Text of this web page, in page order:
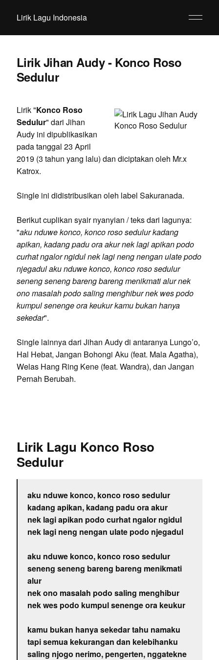
Lirik Lagu Indonesia
Lirik Jihan Audy - Konco Roso
Sedulur
Lirik "Konco Roso
Sedulur" dari Jihan
Audy ini dipublikasikan
pada tanggal 23 April
2019 (3 tahun yang lalu) dan diciptakan oleh Mr.x
Katrox.
Single ini didistribusikan oleh label Sakuranada.
Berikut cuplikan syair nyanyian / teks dari lagunya:
"aku nduwe konco, konco roso sedulur kadang
apikan, kadang padu ora akur nek lagi apikan podo
curhat ngalor ngidul nek lagi neng nengan ulate podo
njegadul aku nduwe konco, konco roso sedulur
seneng seneng bareng bareng menikmati alur nek
ono masalah podo saling menghibur nek wes podo
kumpul senenge ora keukur kamu bukan hanya
sekedar".
Single lainnya dari Jihan Audy di antaranya Lungo’o,
Hal Hebat, Jangan Bohongi Aku (feat. Mala Agatha),
Welas Hang Ring Kene (feat. Wandra), dan Jangan
Pernah Berubah.
Lirik Lagu Konco Roso
Sedulur
aku nduwe konco, konco roso sedulur
kadang apikan, kadang padu ora akur
nek lagi apikan podo curhat ngalor ngidul
nek lagi neng nengan ulate podo njegadul
aku nduwe konco, konco roso sedulur
seneng seneng bareng bareng menikmati
alur
nek ono masalah podo saling menghibur
nek wes podo kumpul senenge ora keukur
kamu bukan hanya sekedar tahu namaku
tapi semua kekurangan dan kelebihanku
saling njogo nerimo, pengerten, nggatekne